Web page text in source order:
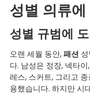
성별 의류
성별 규범에
오랜 세월 동안,패션
다. 남성은 정장, 넥타
레스, 스커트, 그리고
용했습니다. 하지만 시